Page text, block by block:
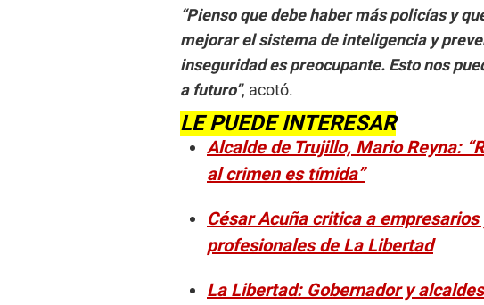
“Pienso que debe haber más policías y
mejorar el sistema de inteligencia y
inseguridad es preocupante. Esto nos
a futuro”, acotó.
LE PUEDE INTERESAR
Alcalde de Trujillo, Mario Reyna:
al crimen es tímida”
César Acuña critica a
profesionales de La Libertad
La Libertad: Gobernador y